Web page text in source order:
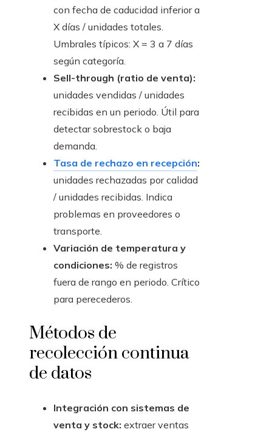
con fecha de caducidad inferior a
X días / unidades totales.
Umbrales típicos: X = 3 a 7 días
según categoría.
Sell-through (ratio de venta):
unidades vendidas / unidades
recibidas en un periodo. Útil para
detectar sobrestock o baja
demanda.
Tasa de rechazo en recepción:
unidades rechazadas por calidad
/ unidades recibidas. Indica
problemas en proveedores o
transporte.
Variación de temperatura y
condiciones: % de registros
fuera de rango en periodo. Crítico
para perecederos.
Métodos de
recolección continua
de datos
Integración con sistemas de
venta y stock: extraer ventas